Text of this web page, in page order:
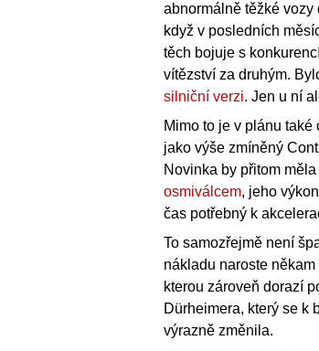
abnormálně těžké
když v posledních
těch bojuje s
vítězství za druhým.
silniční verzi. Jen u ní
Mimo to je v plánu
jako výše zmíněný
Novinka by přitom
osmiválcem, jeho
čas potřebný k
To samozřejmě není
nákladu naroste
kterou zároveň dorazí
Dürheimera, který se k
výrazně změnila.